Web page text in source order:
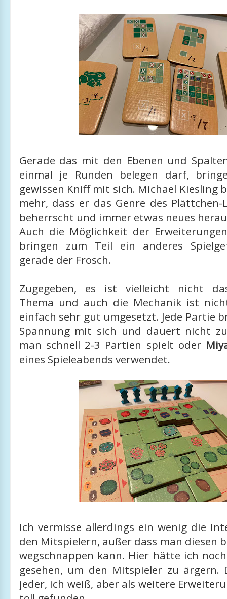
Gerade das mit den Ebenen und
einmal je Runden belegen darf,
gewissen Kniff mit sich. Michael Kiesling
mehr, dass er das Genre des Plättchen-
beherrscht und immer etwas neues
Auch die Möglichkeit der
bringen zum Teil ein anderes
gerade der Frosch.
Zugegeben, es ist vielleicht nicht
Thema und auch die Mechanik ist
einfach sehr gut umgesetzt. Jede Partie
Spannung mit sich und dauert nicht
man schnell 2-3 Partien spielt oder
eines Spieleabends verwendet.
Ich vermisse allerdings ein wenig die
den Mitspielern, außer dass man diesen
wegschnappen kann. Hier hätte ich
gesehen, um den Mitspieler zu ärgern.
jeder, ich weiß, aber als weitere